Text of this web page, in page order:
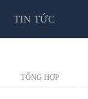
TIN TỨC
TỔNG HỢP